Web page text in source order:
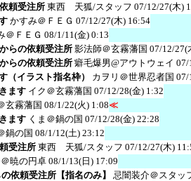
頼受注所 東西 天狐/スタッフ 07/12/27(木)
かすみ＠ＦＥＧ 07/12/27(木) 16:54
＠ＦＥＧ 08/1/11(金) 0:13
らの依頼受注所 影法師＠玄霧藩国 07/12/27(
らの依頼受注所 癖毛爆男@アウトウェイ 07/
（イラスト指名枠）
カヲリ＠世界忍者国 07/
ます イク＠玄霧藩国 07/12/28(金) 1:32
玄霧藩国 08/1/22(火) 1:08≪
ます くま＠鍋の国 07/12/28(金) 22:28
鍋の国 08/1/12(土) 23:12
受注所 東西 天狐/スタッフ 07/12/27(木)
暁の円卓08/1/13(日) 17:09
依頼受注所【指名のみ】
忌闇装介＠スタッ